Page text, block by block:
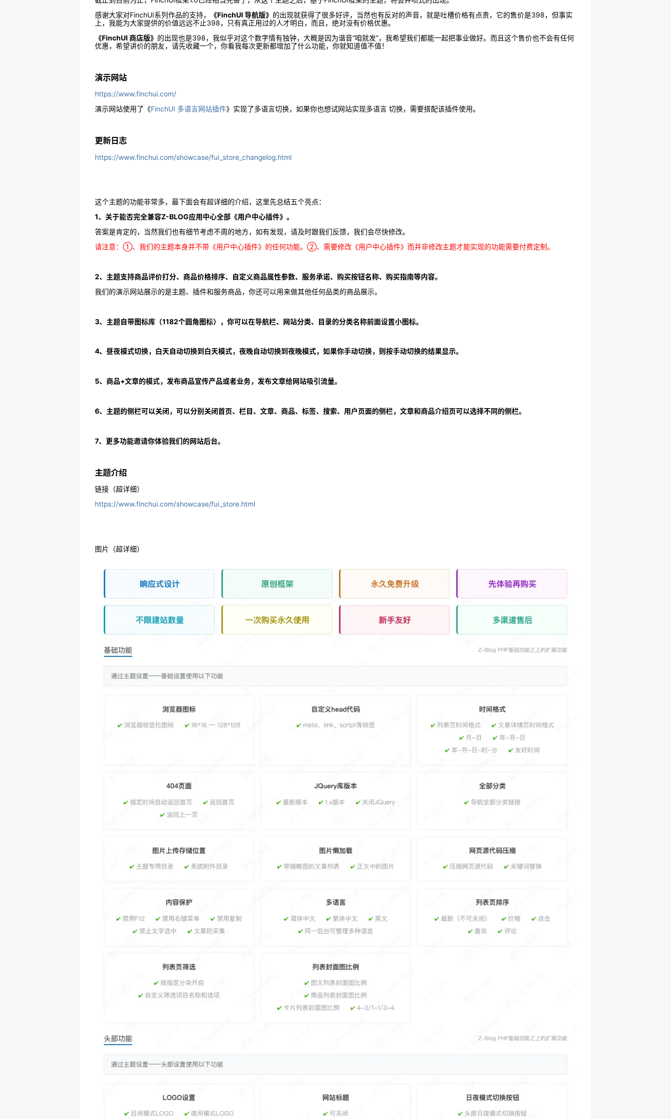
感谢大家对FinchUI系列作品的支持，
《FinchUI 导航版》 的出现就获得了很多好评，当然也有反对的声音，就是吐槽价格有点贵，它的售价是398，但事实
上，我能为大家提供的价值远远不止398，只有真正用过的人才明白，而且，绝对没有价格优惠。
《FinchUI 商店版》 的出现也是398，我似乎对这个数字情有独钟，大概是因为谐音“咱就发”，我希望我们都能一起把事业做好。而且这个售价也不会有任何
优惠，希望讲价的朋友，请先收藏一个，你看我每次更新都增加了什么功能，你就知道值不值！
演示网站
https://www.finchui.com/
演示网站使用了《FinchUI 多语言网站插件》实现了多语言切换，如果你也想试网站实现多语言 切换，需要搭配该插件使用。
更新日志
https://www.finchui.com/showcase/fui_store_changelog.html
这个主题的功能非常多，最下面会有超详细的介绍，这里先总结五个亮点：
1、关于能否完全兼容Z-BLOG应用中心全部《用户中心插件》。
答案是肯定的，当然我们也有细节考虑不周的地方，如有发现，请及时跟我们反馈，我们会尽快修改。
请注意：①、我们的主题本身并不带《用户中心插件》的任何功能。②、需要修改《用户中心插件》而并非修改主题才能实现的功能需要付费定制。
2、主题支持商品评价打分、商品价格排序、自定义商品属性参数、服务承诺、购买按钮名称、购买指南等内容。
我们的演示网站展示的是主题、插件和服务商品，你还可以用来做其他任何品类的商品展示。
3、主题自带图标库（1182个圆角图标），你可以在导航栏、网站分类、目录的分类名称前面设置小图标。
4、昼夜模式切换，白天自动切换到白天模式，夜晚自动切换到夜晚模式，如果你手动切换，则按手动切换的结果显示。
5、商品+文章的模式，发布商品宣传产品或者业务，发布文章给网站吸引流量。
6、主题的侧栏可以关闭，可以分别关闭首页、栏目、文章、商品、标签、搜索、用户页面的侧栏，文章和商品介绍页可以选择不同的侧栏。
7、更多功能邀请你体验我们的网站后台。
主题介绍
链接（超详细）
https://www.finchui.com/showcase/fui_store.html
图片（超详细）